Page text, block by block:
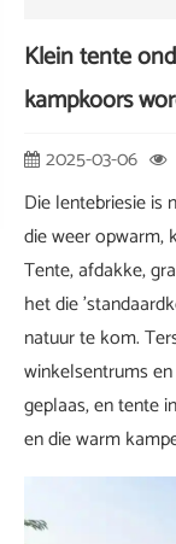
Klein tente
kampkoors
2025-03-06
Die lentebriesie is
die weer opwarm,
Tente, afdakke,
het die
natuur te kom.
winkelsentrums
geplaas, en tente
en die warm